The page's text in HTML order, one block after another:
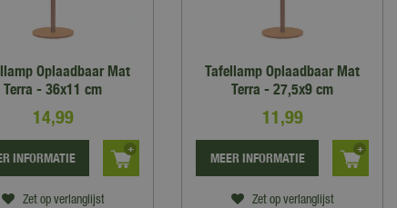
Oplaadbaar Mat
Terra - 36x11 cm
14,99
Zet op verlanglijst
INFORMATIE
Tafellamp Oplaadbaar Mat
Terra - 27,5x9 cm
11,99
Zet op verlanglijst
MEER INFORMATIE